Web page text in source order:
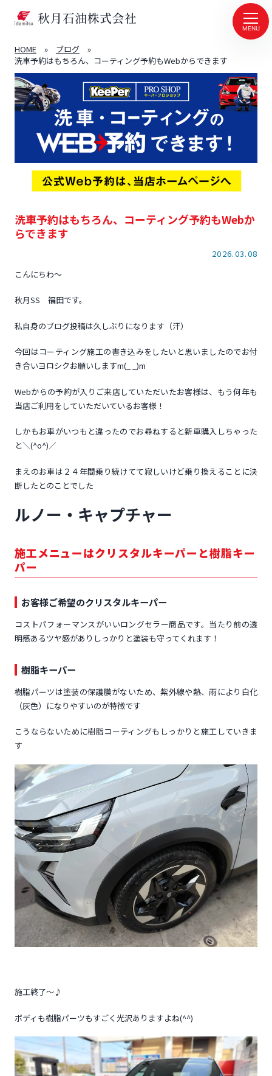
MENU
HOME » ブログ
»
洗車予約はもちろん、コーティング予約もWebからできます
洗車予約はもちろん、コーティング予約もWebか
らできます
2026.03.08
こんにちわ～
秋月SS 福田です。
私自身のブログ投稿は久しぶりになります（汗）
今回はコーティング施工の書き込みをしたいと思いましたのでお付
き合いヨロシクお願いしますm(_ _)m
Webからの予約が入りご来店していただいたお客様は、もう何年も
当店ご利用をしていただいているお客様！
しかもお車がいつもと違ったのでお尋ねすると新車購入しちゃった
と＼(^o^)／
まえのお車は２４年間乗り続けてて寂しいけど乗り換えることに決
断したとのことでした
ルノー・キャプチャー
施工メニューはクリスタルキーパーと樹脂キー
パー
お客様ご希望のクリスタルキーパー
コストパフォーマンスがいいロングセラー商品です。当たり前の透
明感あるツヤ感がありしっかりと塗装も守ってくれます！
樹脂キーパー
樹脂パーツは塗装の保護膜がないため、紫外線や熱、雨により白化
（灰色）になりやすいのが特徴です
こうならないために樹脂コーティングもしっかりと施工していきま
す
施工終了～♪
ボディも樹脂パーツもすごく光沢ありますよね(^^)